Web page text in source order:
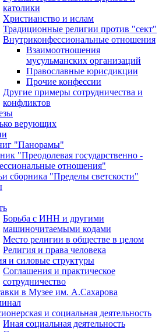
католики
Христианство и ислам
Традиционные религии против "сект"
Внутриконфессиональные отношения
Взаимоотношения
мусульманских организаций
Православные юрисдикции
Прочие конфессии
Другие примеры сотрудничества и
конфликтов
верующих
"Панорамы"
"Преодолевая государственно -
отношения"
сборника "Пределы светскости"
Борьба с ИНН и другими
машиночитаемыми кодами
Место религии в обществе в целом
Религия и права человека
и силовые структуры
Соглашения и практическое
сотрудничество
в Музее им. А.Сахарова
и социальная деятельность
Иная социальная деятельность